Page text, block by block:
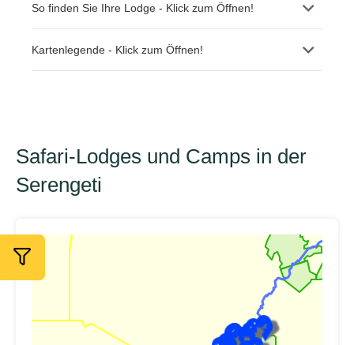
So finden Sie Ihre Lodge - Klick zum Öffnen!
Kartenlegende - Klick zum Öffnen!
Safari-Lodges und Camps in der
Serengeti